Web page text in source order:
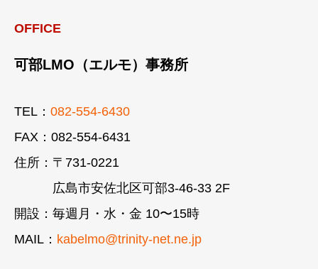
OFFICE
可部LMO（エルモ）事務所
TEL： 082-554-6430
FAX：082-554-6431
住所：〒731-0221
広島市安佐北区可部3-46-33 2F
開設：毎週月・水・金 10〜15時
MAIL： kabelmo@trinity-net.ne.jp